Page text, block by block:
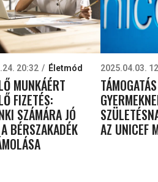
20:32 Életmód
MUNKÁÉRT
FIZETÉS:
SZÁMÁRA JÓ
BÉRSZAKADÉK
2025.04.03.
AZ UNICEF